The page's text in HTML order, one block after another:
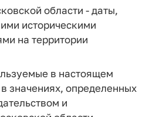
области - даты,
историческими
на территории
в настоящем
значениях, определенных
и